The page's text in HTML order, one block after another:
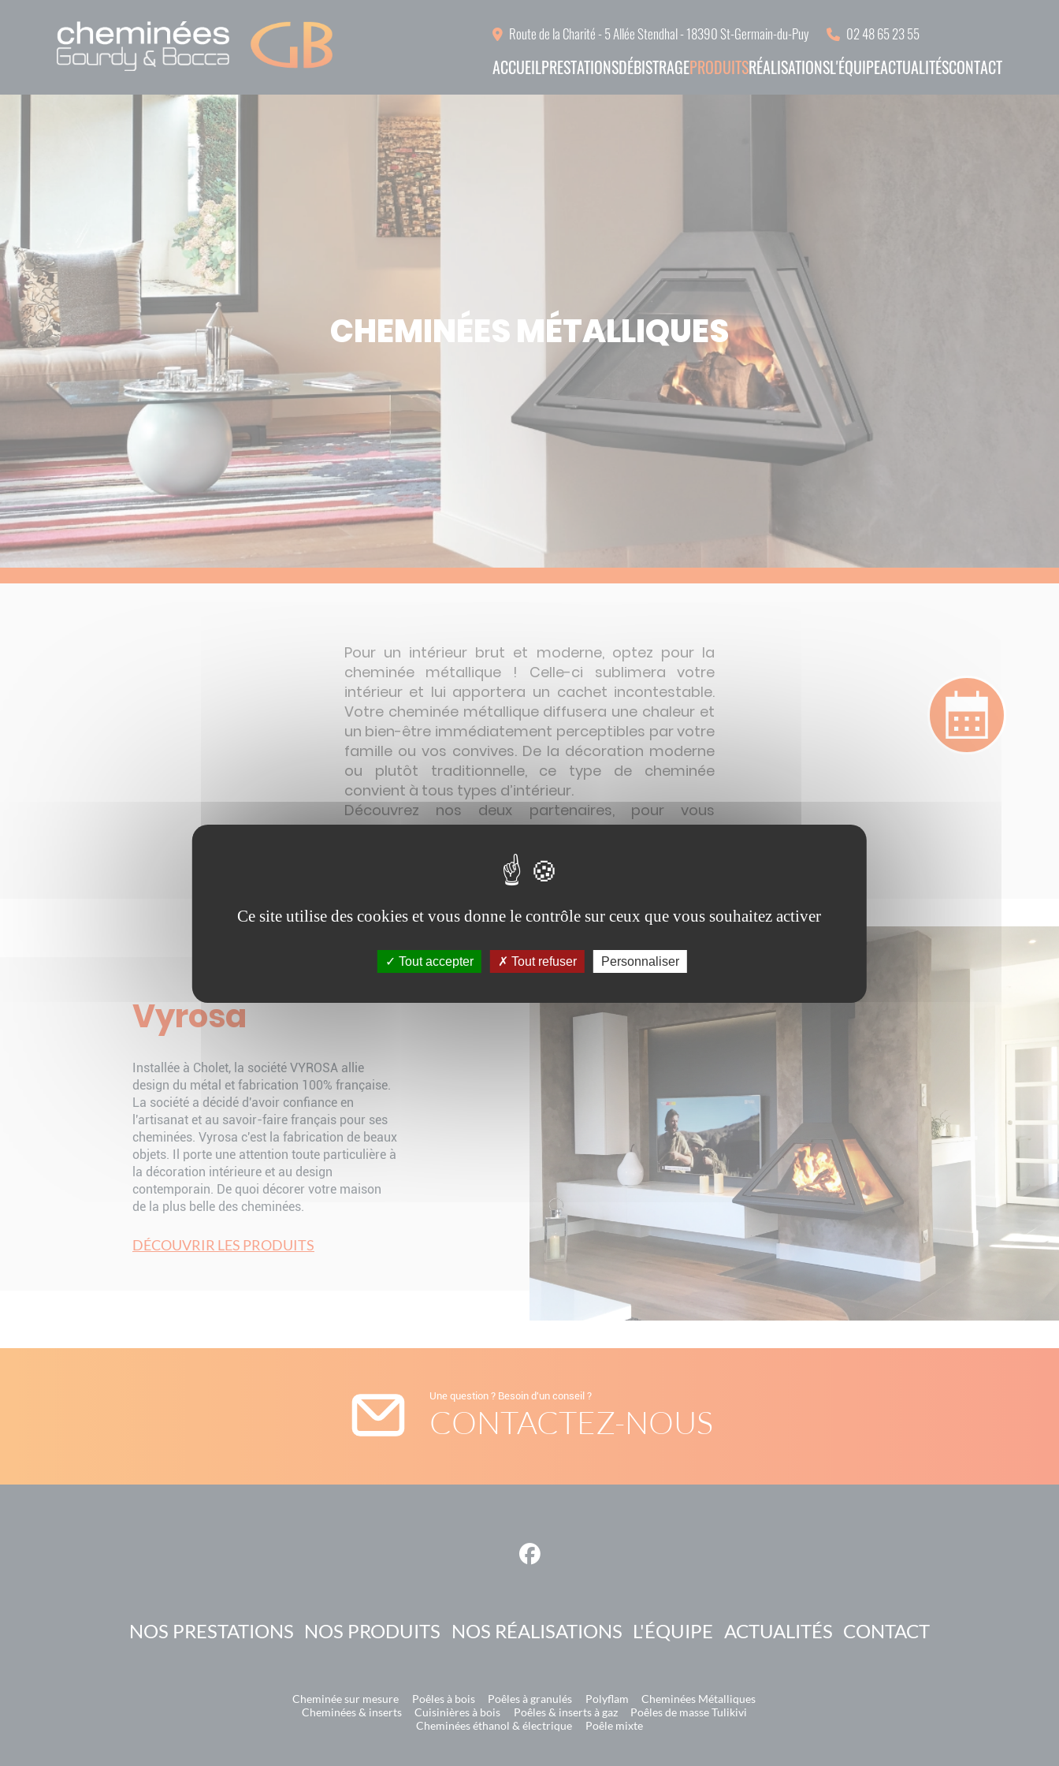
Route de la Charité - 5 Allée Stendhal - 18390 St-Germain-du-Puy 02 48 65 23 55
ACCUEILPRESTATIONSDÉBISTRAGEPRODUITSRÉALISATIONSL'ÉQUIPEACTUALITÉSCONTACT
ACTUALITÉS
CONTACT
Route de la Charité
Allée Stendhal
18390 St-Germain-du-Puy
CHEMINÉES MÉTALLIQUES
Pour un intérieur brut et moderne, optez pour la
cheminée métallique ! Celle-ci sublimera votre
intérieur et lui apportera un cachet incontestable.
Votre cheminée métallique diffusera une chaleur et
un bien-être immédiatement perceptibles par votre
famille ou vos convives. De la décoration moderne
ou plutôt traditionnelle, ce type de cheminée
convient à tous types d’intérieur.
Découvrez nos deux partenaires, pour vous
accompagner dans votre projet.
Vyrosa
Installée à Cholet, la société VYROSA allie
design du métal et fabrication 100% française.
La société a décidé d'avoir confiance en
l'artisanat et au savoir-faire français pour ses
cheminées. Vyrosa c'est la fabrication de beaux
objets. Il porte une attention toute particulière à
la décoration intérieure et au design
contemporain. De quoi décorer votre maison
de la plus belle des cheminées.
DÉCOUVRIR LES PRODUITS
Une question ? Besoin d'un conseil ?
CONTACTEZ-NOUS
NOS PRESTATIONS NOS PRODUITS NOS RÉALISATIONS L'ÉQUIPE ACTUALITÉS CONTACT
Cheminée sur mesure Poêles à bois Poêles à granulés Polyflam
Cheminées Métalliques
Cheminées & inserts
Cuisinières à bois Poêles & inserts à gaz
Poêles de masse Tulikivi
Cheminées éthanol & électrique
Poêle mixte
Ce site utilise des cookies et vous donne le contrôle sur ceux que vous souhaitez activer
Tout accepter Tout refuser Personnaliser